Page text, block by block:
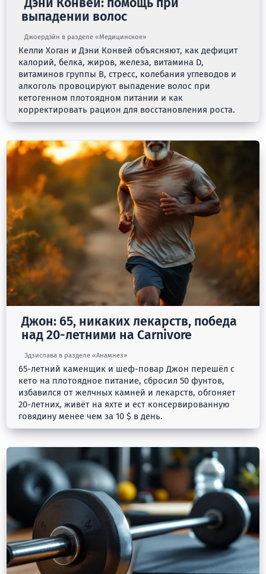
выпадении волос
Джоердэйн в разделе «Медицинское»
Келли Хоган и Дэни Конвей объясняют, как дефицит
калорий, белка, жиров, железа, витамина D,
витаминов группы B, стресс, колебания углеводов и
алкоголь провоцируют выпадение волос при
кетогенном плотоядном питании и как
корректировать рацион для восстановления роста.
Джон: 65, никаких лекарств, победа
над 20-летними на Carnivore
Здзислава в разделе «Анамнез»
65-летний каменщик и шеф-повар Джон перешёл с
кето на плотоядное питание, сбросил 50 фунтов,
избавился от желчных камней и лекарств, обгоняет
20-летних, живёт на яхте и ест консервированную
говядину менее чем за 10 $ в день.